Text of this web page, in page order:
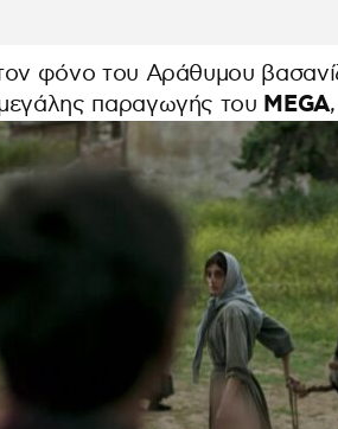
φόνο του Αράθυμου
παραγωγής του MEGA